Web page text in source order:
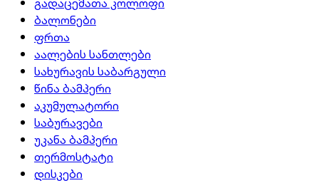
ბალონები
ფრთა
აალების სანთლები
სახურავის საბარგული
წინა ბამპერი
აკუმულატორი
საბურავები
უკანა ბამპერი
თერმოსტატი
დისკები